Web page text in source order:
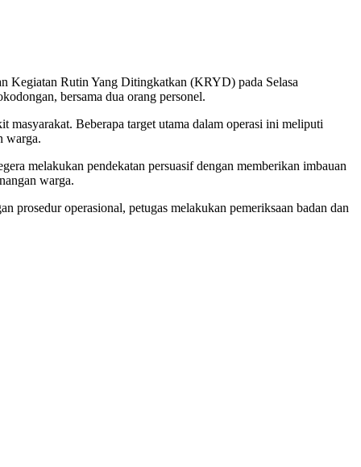
Kegiatan Rutin Yang Ditingkatkan (KRYD) pada Selasa
bersama dua orang personel.
Beberapa target utama dalam operasi ini meliputi
warga.
melakukan pendekatan persuasif dengan memberikan imbauan
warga.
prosedur operasional, petugas melakukan pemeriksaan badan dan